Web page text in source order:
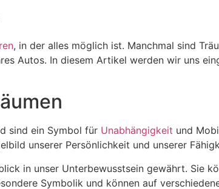
, in der alles möglich ist. Manchmal sind
Autos. In diesem Artikel werden wir uns
sind ein Symbol für Unabhängigkeit und
unserer Persönlichkeit und unserer
in unser Unterbewusstsein gewährt. Sie
Symbolik und können auf